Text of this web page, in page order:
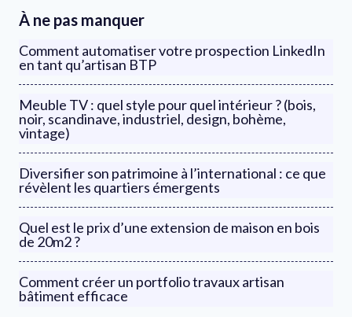
À ne pas manquer
Comment automatiser votre prospection LinkedIn
en tant qu’artisan BTP
Meuble TV : quel style pour quel intérieur ? (bois,
noir, scandinave, industriel, design, bohème,
vintage)
Diversifier son patrimoine à l’international : ce que
révèlent les quartiers émergents
Quel est le prix d’une extension de maison en bois
de 20m2 ?
Comment créer un portfolio travaux artisan
bâtiment efficace